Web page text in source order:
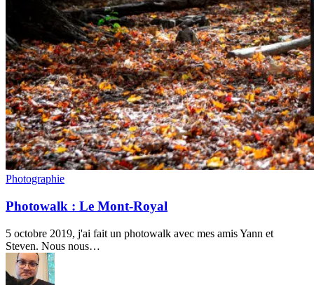
Photowalk
Le
Mont-
Royal
Photographie
Photowalk : Le Mont-Royal
5 octobre 2019, j'ai fait un photowalk avec mes amis Yann et
Steven. Nous nous…